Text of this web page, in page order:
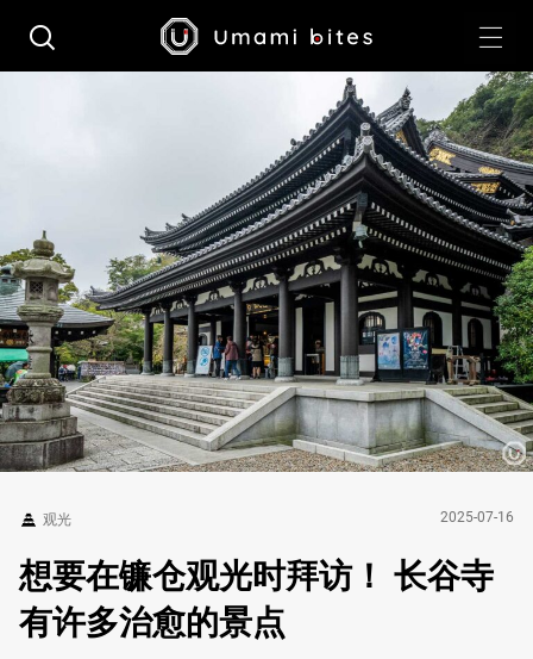
观光 2025-07-16
想要在镰仓观光时拜访！ 长谷寺
有许多治愈的景点